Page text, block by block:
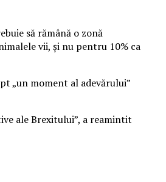
să rămână o zonă
vii, şi nu pentru 10% ca
„un moment al adevărului”
ale Brexitului”, a reamintit